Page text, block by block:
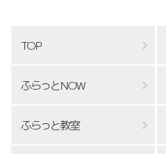
TOP
ふらっとNOW
ふらっと教室